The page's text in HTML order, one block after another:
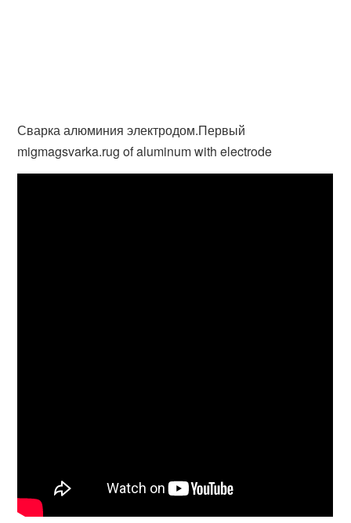
Сварка алюминия электродом.Первый
migmagsvarka.rug of aluminum with electrode